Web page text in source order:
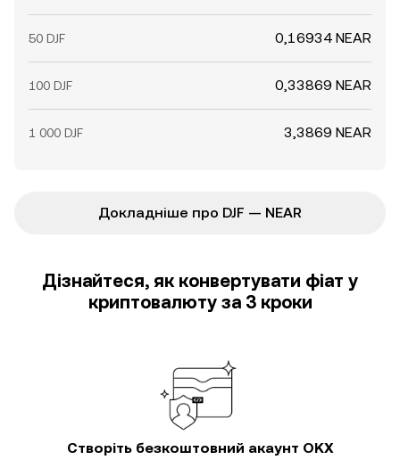
50 DJF 0,16934 NEAR
100 DJF 0,33869 NEAR
1 000 DJF 3,3869 NEAR
Докладніше про DJF — NEAR
Дізнайтеся, як конвертувати фіат у
криптовалюту за 3 кроки
Створіть безкоштовний акаунт OKX